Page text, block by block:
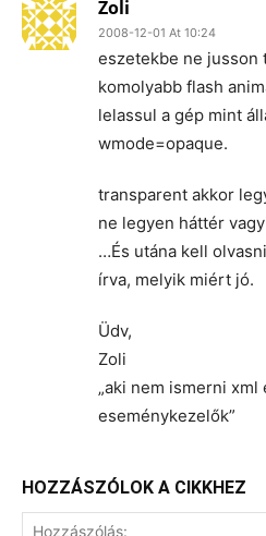
Zoli
2008-12-01 At 10:24
eszetekbe ne jusson
komolyabb flash
lelassul a gép mint
wmode=opaque.
transparent akkor
ne legyen háttér
…És utána kell
írva, melyik miért jó.
Üdv,
Zoli
„aki nem ismerni xml
eseménykezelők”
HOZZÁSZÓLOK A CIKKHEZ